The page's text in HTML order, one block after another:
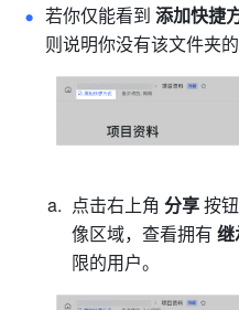
若你仅能看到 添加快捷
则说明你没有该文件夹
点击右上角 分享 按
像区域，查看拥有
限的用户。